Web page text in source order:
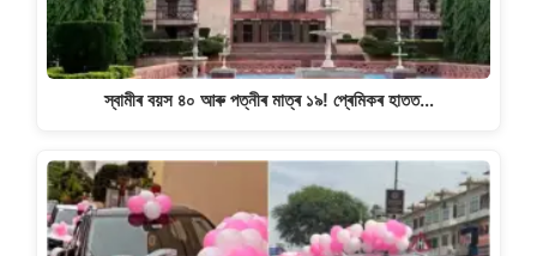
স্বামীৰ বয়স ৪০ আৰু পত্নীৰ মাত্ৰ ১৯! প্ৰেমিকৰ হাতত…